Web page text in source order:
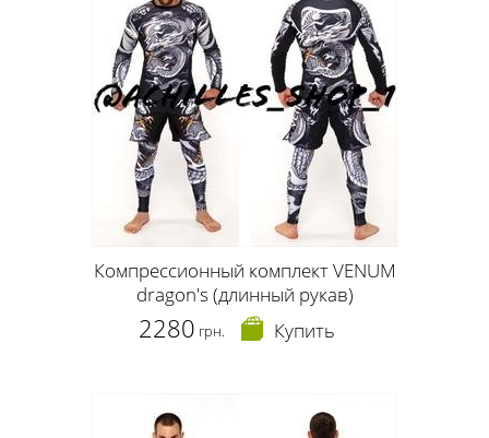
Компрессионный комплект VENUM
dragon's (длинный рукав)
2280 грн. Купить